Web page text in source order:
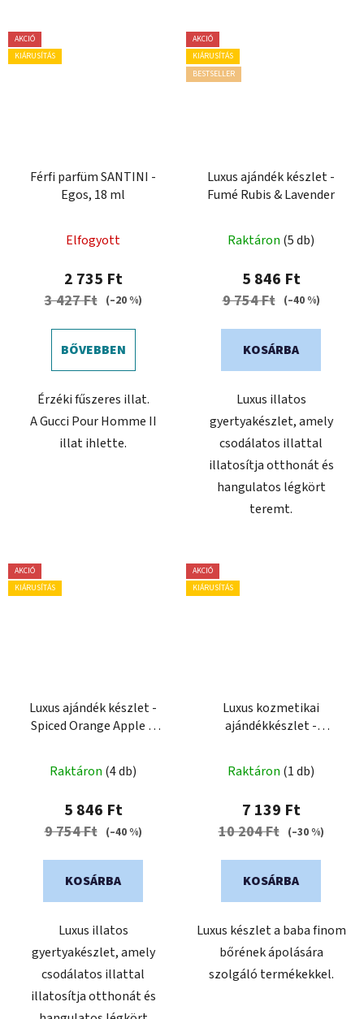
AKCIÓ
KIÁRUSÍTÁS
Férfi parfüm SANTINI -
Egos, 18 ml
Elfogyott
2 735 Ft
3 427 Ft (–20 %)
BŐVEBBEN
Érzéki fűszeres illat.
A Gucci Pour Homme II
illat ihlette.
AKCIÓ
KIÁRUSÍTÁS
BESTSELLER
Luxus ajándék készlet -
Fumé Rubis & Lavender
Raktáron (5 db)
5 846 Ft
9 754 Ft (–40 %)
KOSÁRBA
Luxus illatos
gyertyakészlet, amely
csodálatos illattal
illatosítja otthonát és
hangulatos légkört
teremt.
AKCIÓ
KIÁRUSÍTÁS
Luxus ajándék készlet -
Spiced Orange Apple &
Raktáron (4 db)
5 846 Ft
9 754 Ft (–40 %)
KOSÁRBA
Luxus illatos
gyertyakészlet, amely
csodálatos illattal
illatosítja otthonát és
AKCIÓ
KIÁRUSÍTÁS
Luxus kozmetikai
ajándékkészlet -
Raktáron (1 db)
7 139 Ft
10 204 Ft (–30 %)
KOSÁRBA
Luxus készlet a baba finom
bőrének ápolására
szolgáló termékekkel.